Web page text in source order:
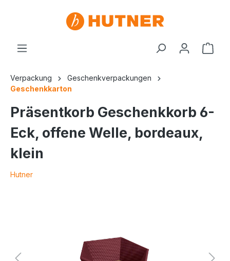
Verpackung
Geschenkverpackungen
Geschenkkarton
Präsentkorb Geschenkkorb 6-
Eck, offene Welle, bordeaux,
klein
Hutner